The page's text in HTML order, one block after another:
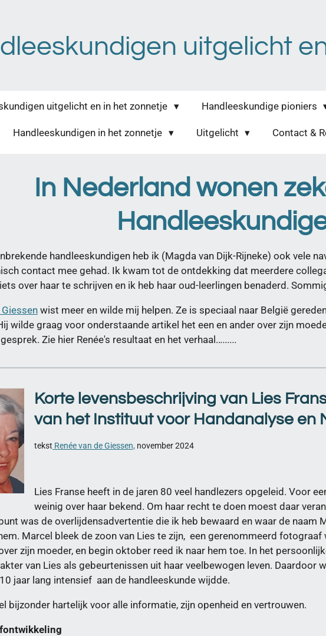
uitgelicht
uitgelicht en in het zonnetje Handleeskundige pioniers
Handleeskundigen in het zonnetje Uitgelicht Contact &
In Nederland wonen
handleeskundigen heb ik (Magda van Dijk-Rijneke) ook vele
contact mee gehad. Ik kwam tot de ontdekking dat meerdere
over haar te schrijven en ik heb haar oud-leerlingen benaderd.
Giessen wist meer en wilde mij helpen. Ze is speciaal naar België
wilde graag voor onderstaande artikel het een en ander over zijn
Zie hier Renée's resultaat en het verhaal.........
Korte levensbeschrijving van Lies
van het Instituut voor Handanalyse en
tekst Renée van de Giessen, november 2024
Lies Franse heeft in de jaren 80 veel handlezers opgeleid. Voor
weinig over haar bekend. Om haar recht te doen moest daar
was de overlijdensadvertentie die ik heb bewaard en waar de naam
Marcel bleek de zoon van Lies te zijn, een gerenommeerd
zijn moeder, en begin oktober reed ik naar hem toe. In het
van Lies als gebeurtenissen uit haar veelbewogen leven. Daardoor
jaar lang intensief aan de handleeskunde wijdde.
bijzonder hartelijk voor alle informatie, zijn openheid en vertrouwen.